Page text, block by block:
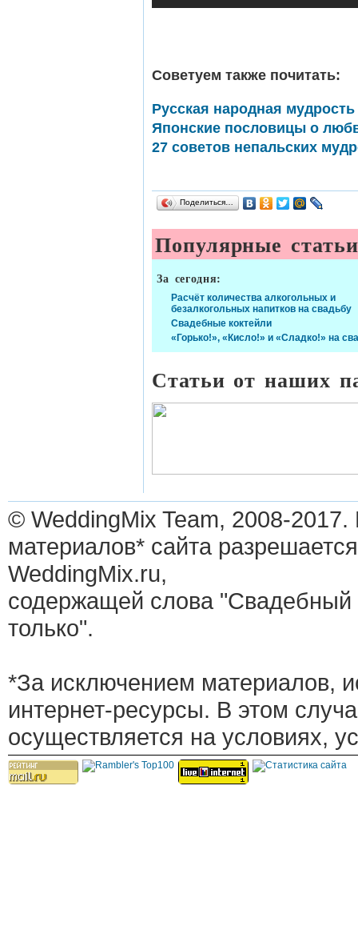
Советуем также почитать:
Русская народная
Японские пословицы о
27 советов непальских
Поделиться…
Популярные статьи
За сегодня:
Расчёт количества алкогольных и
безалкогольных напитков на свадьбу
Свадебные коктейли
«Горько!», «Кисло!» и «Сладко!» на
Статьи от наших
© WeddingMix Team, 2008-2017.
материалов* сайта
WeddingMix.ru,
содержащей слова
только".
*За исключением материалов,
интернет-ресурсы. В этом
осуществляется на условиях,